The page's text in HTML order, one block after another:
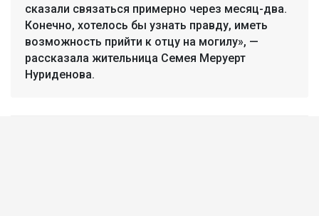
сказали связаться примерно через месяц-два.
Конечно, хотелось бы узнать правду, иметь
возможность прийти к отцу на могилу», —
рассказала жительница Семея Меруерт
Нуриденова.